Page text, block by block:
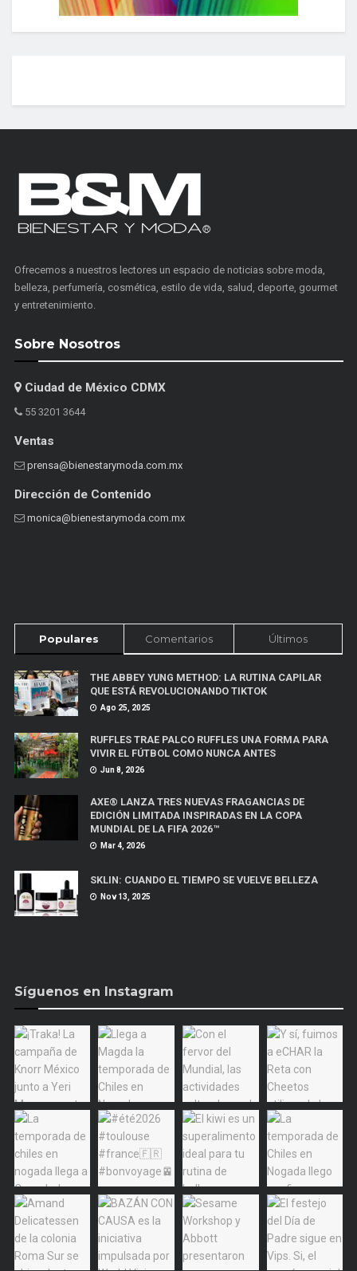
Ofrecemos a nuestros lectores un espacio de noticias sobre moda,
belleza, perfumería, cosmética, estilo de vida, salud, deporte, gourmet
y entretenimiento.
Sobre Nosotros
Ciudad de México CDMX
55 3201 3644
Ventas
prensa@bienestarymoda.com.mx
Dirección de Contenido
monica@bienestarymoda.com.mx
Populares Comentarios Últimos
THE ABBEY YUNG METHOD: LA RUTINA CAPILAR
QUE ESTÁ REVOLUCIONANDO TIKTOK
Ago 25, 2025
RUFFLES TRAE PALCO RUFFLES UNA FORMA PARA
VIVIR EL FÚTBOL COMO NUNCA ANTES
Jun 8, 2026
AXE® LANZA TRES NUEVAS FRAGANCIAS DE
EDICIÓN LIMITADA INSPIRADAS EN LA COPA
MUNDIAL DE LA FIFA 2026™
Mar 4, 2026
SKLIN: CUANDO EL TIEMPO SE VUELVE BELLEZA
Nov 13, 2025
Síguenos en Instagram